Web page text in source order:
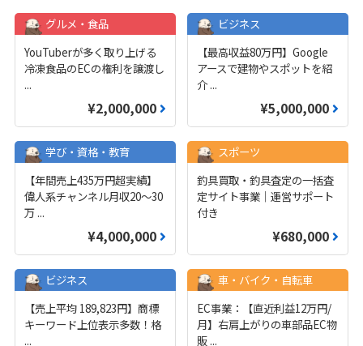
グルメ・食品
YouTuberが多く取り上げる
冷凍食品のECの権利を譲渡し
...
¥2,000,000
ビジネス
【最高収益80万円】Google
アースで建物やスポットを紹
介 ...
¥5,000,000
学び・資格・教育
【年間売上435万円超実績】
偉人系チャンネル月収20～30
万 ...
¥4,000,000
スポーツ
釣具買取・釣具査定の一括査
定サイト事業｜運営サポート
付き
¥680,000
ビジネス
【売上平均 189,823円】商標
キーワード上位表示多数！格
...
車・バイク・自転車
EC事業：【直近利益12万円/
月】右肩上がりの車部品EC物
販 ...